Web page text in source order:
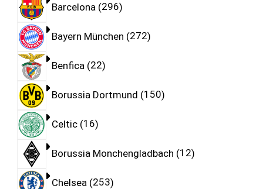
Barcelona 296
Bayern München 272
Benfica 22
Borussia Dortmund 150
Celtic 16
Borussia Monchengladbach 12
Chelsea 253